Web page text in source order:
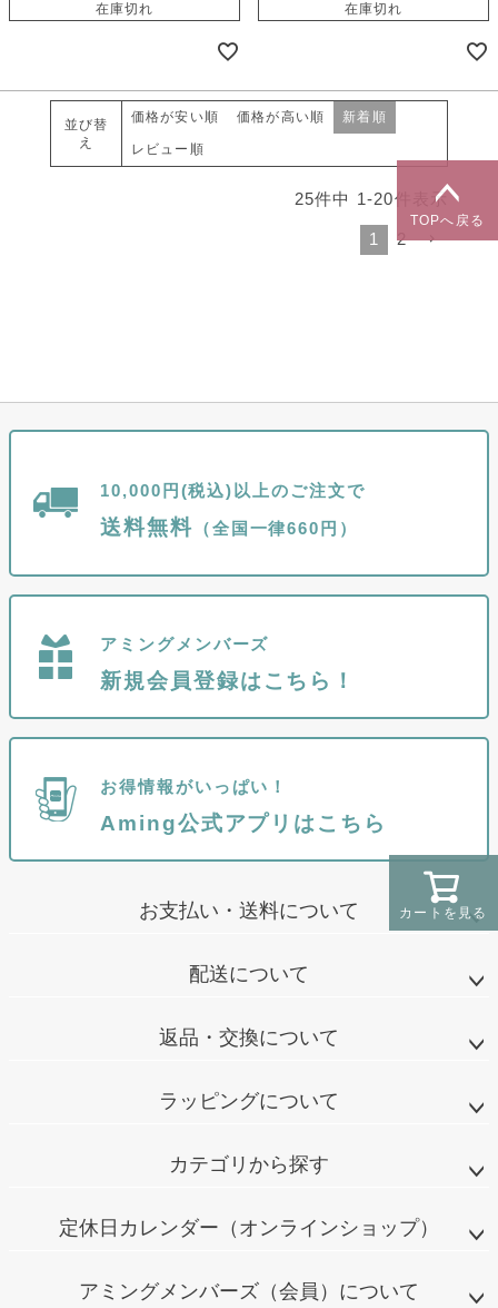
在庫切れ 在庫切れ
並び替
え
価格が安い順 価格が高い順 新着順
レビュー順
25件中 1-20件表示
1 2
カートを見る
TOPへ戻る
10,000円(税込)以上のご注文で
送料無料 （全国一律660円）
アミングメンバーズ
新規会員登録はこちら！
お得情報がいっぱい！
Aming公式アプリはこちら
お支払い・送料について
配送について
返品・交換について
ラッピングについて
カテゴリから探す
定休日カレンダー（オンラインショップ）
アミングメンバーズ（会員）について